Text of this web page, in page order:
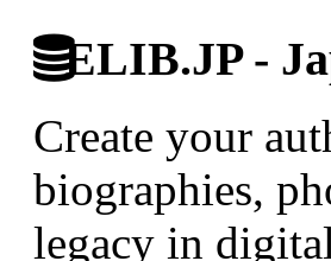
ELIB.JP -
Create your
biographies,
legacy in